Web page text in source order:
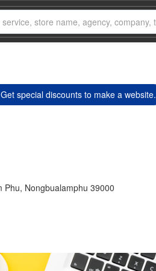
special discounts to make a website.
Phu, Nongbualamphu 39000